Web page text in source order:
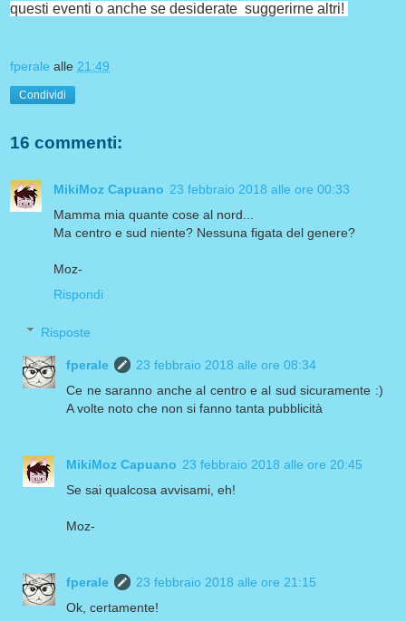
questi eventi o anche se desiderate suggerirne altri!
fperale alle 21:49
Condividi
16 commenti:
MikiMoz Capuano 23 febbraio 2018 alle ore 00:33
Mamma mia quante cose al nord...
Ma centro e sud niente? Nessuna figata del genere?
Moz-
Rispondi
Risposte
fperale
23 febbraio 2018 alle ore 08:34
Ce ne saranno anche al centro e al sud sicuramente :)
A volte noto che non si fanno tanta pubblicità
MikiMoz Capuano 23 febbraio 2018 alle ore 20:45
Se sai qualcosa avvisami, eh!
Moz-
fperale
23 febbraio 2018 alle ore 21:15
Ok, certamente!